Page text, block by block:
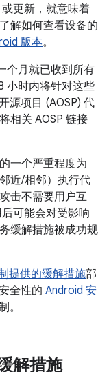
更新，就意味着
解如何查看设备的
版本。
个月就已收到所有
小时内将针对这些
源项目 (AOSP) 代
相关 AOSP 链接
一个严重程度为
近/相邻）执行代
击不需要用户互
可能会对受影响
缓解措施被成功规
提供的缓解措施部
全性的 Android 安
。
解措施